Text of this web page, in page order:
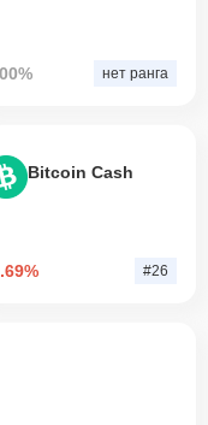
нет ранга
Bitcoin Cash
#26